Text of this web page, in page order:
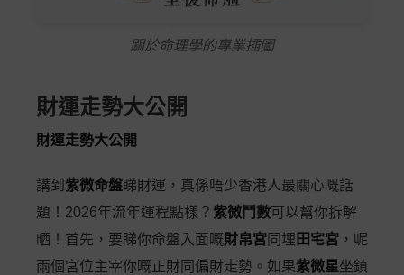
關於命理學的專業插圖
財運走勢大公開
財運走勢大公開
講到 紫微命盤睇財運，真係唔少香港人最關心嘅話
題！2026年流年運程點樣？ 紫微鬥數可以幫你拆解
晒！首先，要睇你命盤入面嘅財帛宮 同埋 田宅宮 ，呢
兩個宮位主宰你嘅正財同偏財走勢。如果紫微星坐鎮